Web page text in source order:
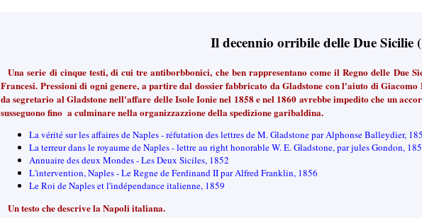
Il decennio orribile delle Due Sicilie
Una serie di cinque testi, di cui tre antiborbbonici, che ben rappresentano come il Regno delle Due
Francesi. Pressioni di ogni genere, a partire dal dossier fabbricato da Gladstone con l'aiuto di
da segretario al Gladstone nell'affare delle Isole Ionie nel 1858 e nel 1860 avrebbe impedito che un
susseguono fino a culminare nella organizzazzione della spedizione garibaldina.
La vérité sur les affaires de Naples - réfutation des lettres de M. Gladstone par Alphonse Balleydier,
La terreur dans le royaume de Naples - lettre au right honorable W. E. Gladstone, par jules Gondon,
Annuaire des deux Mondes - Les Deux Siciles, 1852
L'intervention, Naples - Le Regne de Ferdinand II par Alfred Franklin, 1856
Le Roi de Naples et l'indépendance italienne, 1859
Un testo che descrive la Napoli italiana.